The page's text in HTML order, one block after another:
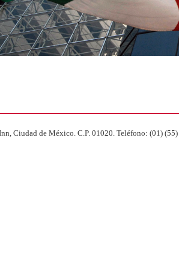
Ciudad de México. C.P. 01020. Teléfono: (01)